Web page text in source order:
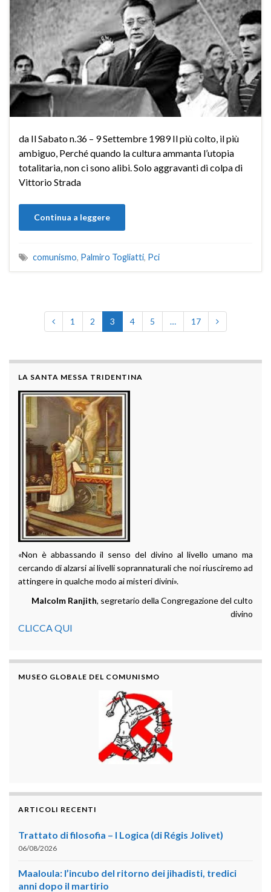
da Il Sabato n.36 – 9 Settembre 1989 Il più colto, il più
ambiguo, Perché quando la cultura ammanta l’utopia
totalitaria, non ci sono alibi. Solo aggravanti di colpa di
Vittorio Strada
Continua a leggere
comunismo, Palmiro Togliatti, Pci
1 2 3 4 5 … 17
LA SANTA MESSA TRIDENTINA
«Non è abbassando il senso del divino al livello umano ma
cercando di alzarsi ai livelli soprannaturali che noi riusciremo ad
attingere in qualche modo ai misteri divini».
Malcolm Ranjith, segretario della Congregazione del culto
divino
CLICCA QUI
MUSEO GLOBALE DEL COMUNISMO
ARTICOLI RECENTI
Trattato di filosofia – I Logica (di Régis Jolivet)
06/08/2026
Maaloula: l’incubo del ritorno dei jihadisti, tredici
anni dopo il martirio